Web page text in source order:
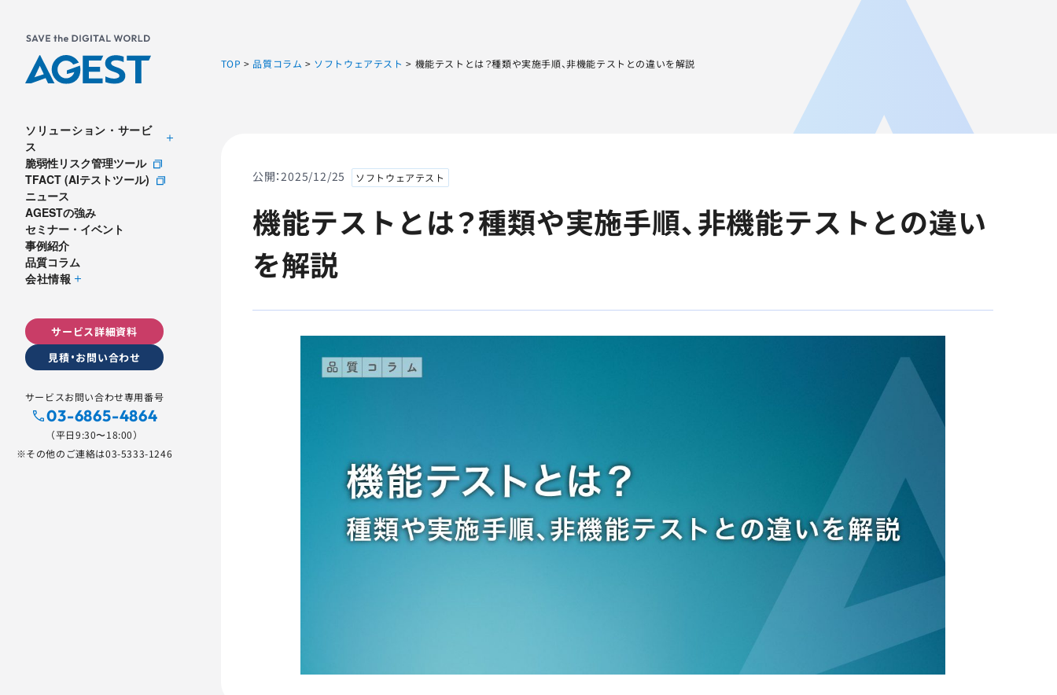
ソリューション・サービ
ス
脆弱性リスク管理ツール
TFACT (AIテストツール)
ニュース
AGESTの強み
セミナー・イベント
事例紹介
品質コラム
会社情報
サービス詳細資料
見積・お問い合わせ
サービスお問い合わせ専用番号
03-6865-4864
（平日9:30〜18:00）
※その他のご連絡は03-5333-1246
TOP > 品質コラム > ソフトウェアテスト > 機能テストとは？種類や実施手順、非機能テストとの違いを解説
公開：2025/12/25 ソフトウェアテスト
機能テストとは？種類や実施手順、非機能テストとの違い
を解説